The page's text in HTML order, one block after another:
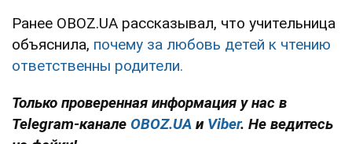
Ранее OBOZ.UA рассказывал, что учительница
объяснила, почему за любовь детей к чтению
ответственны родители.
Только проверенная информация у нас в
Telegram-канале OBOZ.UA и Viber. Не ведитесь